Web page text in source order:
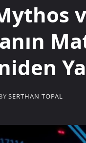
SERTHAN TOPAL